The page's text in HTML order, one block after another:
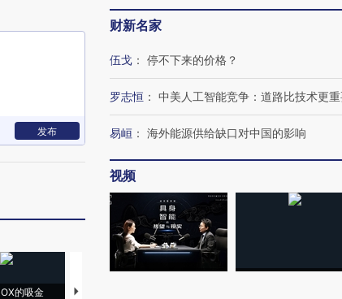
发布
的吸金
马航飞行员跨国走私7万
财新名家
伍戈 ： 停不下来的价格？
罗志恒 ： 中美人工智能竞争：道路比技术更
易峘 ： 海外能源供给缺口对中国的影响
视频